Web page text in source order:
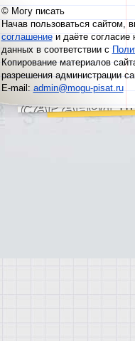
© Могу писать
Начав пользоваться сайтом,
соглашениеи даёте согласие
данных в соответствии с
Копирование материалов
разрешения администрации
E-mail:admin@mogu-pisat.ru